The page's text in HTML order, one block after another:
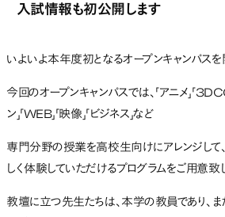
入試情報も初公開します
いよいよ本年度初となるオープンキャンパスを
今回のオープンキャンパスでは、「アニメ」「
ン」「WEB」「映像」「ビジネス」など
専門分野の授業を高校生向けにアレンジして
しく体験していただけるプログラムをご用意致
教壇に立つ先生たちは、本学の教員であり、